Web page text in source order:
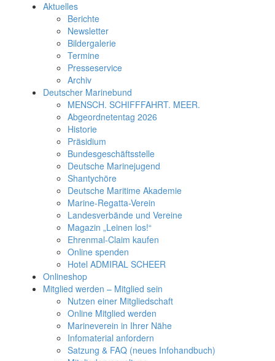
Aktuelles
Berichte
Newsletter
Bildergalerie
Termine
Presseservice
Archiv
Deutscher Marinebund
MENSCH. SCHIFFFAHRT. MEER.
Abgeordnetentag 2026
Historie
Präsidium
Bundesgeschäftsstelle
Deutsche Marinejugend
Shantychöre
Deutsche Maritime Akademie
Marine-Regatta-Verein
Landesverbände und Vereine
Magazin „Leinen los!“
Ehrenmal-Claim kaufen
Online spenden
Hotel ADMIRAL SCHEER
Onlineshop
Mitglied werden – Mitglied sein
Nutzen einer Mitgliedschaft
Online Mitglied werden
Marineverein in Ihrer Nähe
Infomaterial anfordern
Satzung & FAQ (neues Infohandbuch)